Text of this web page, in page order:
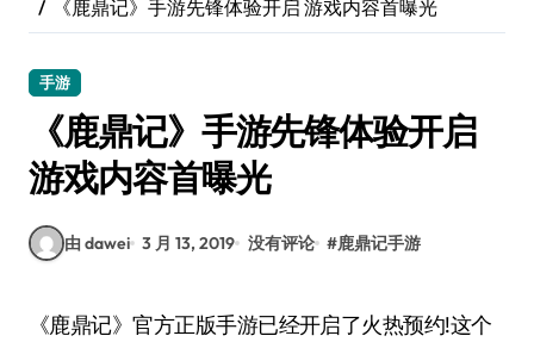
《鹿鼎记》手游先锋体验开启 游戏内容首曝光
手游
《鹿鼎记》手游先锋体验开启
游戏内容首曝光
由 dawei 3 月 13, 2019 没有评论 #鹿鼎记手游
《鹿鼎记》官方正版手游已经开启了火热预约!这个